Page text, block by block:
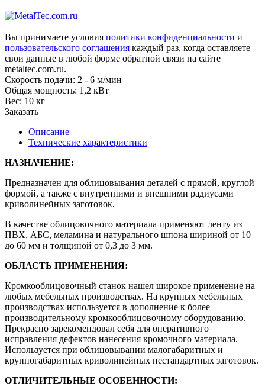
Вы принимаете условия политики конфиденциальности и
пользовательского соглашения каждый раз, когда оставляете
свои данные в любой форме обратной связи на сайте
metaltec.com.ru.
Скорость подачи: 2 - 6 м/мин
Общая мощность: 1,2 кВт
Вес: 10 кг
Заказать
Описание
Технические характеристики
НАЗНАЧЕНИЕ:
Предназначен для облицовывания деталей с прямой, круглой
формой, а также с внутренними и внешними радиусами
криволинейных заготовок.
В качестве облицовочного материала применяют ленту из
ПВХ, АБС, меламина и натурального шпона шириной от 10
до 60 мм и толщиной от 0,3 до 3 мм.
ОБЛАСТЬ ПРИМЕНЕНИЯ:
Кромкооблицовочный станок нашел широкое применение на
любых мебельных производствах. На крупных мебельных
производствах используется в дополнение к более
производительному кромкооблицовочному оборудованию.
Прекрасно зарекомендовал себя для оперативного
исправления дефектов нанесения кромочного материала.
Используется при облицовывании малогабаритных и
крупногабаритных криволинейных нестандартных заготовок.
ОТЛИЧИТЕЛЬНЫЕ ОСОБЕННОСТИ: